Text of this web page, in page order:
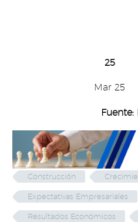
25 -
Mar
Fuente:
Construcción
Expectativas Empresariales
Resultados Económicos